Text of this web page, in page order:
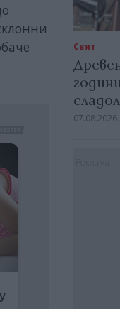
Свят
07.08.2026